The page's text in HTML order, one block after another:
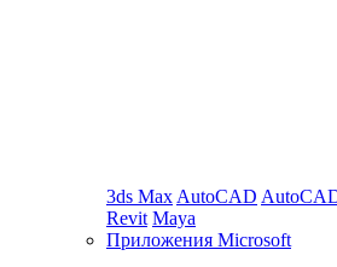
3ds Max AutoCAD
Revit Maya
Приложения Microsoft